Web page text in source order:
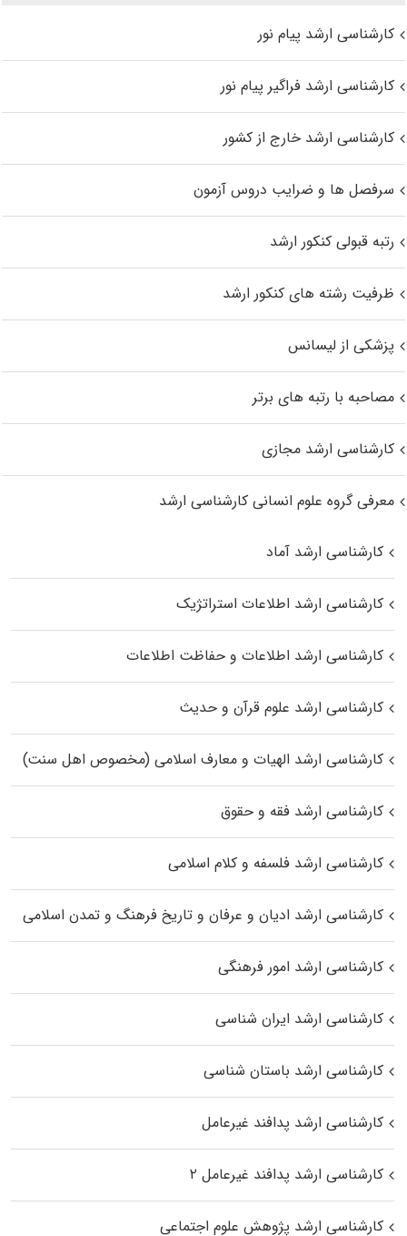
کارشناسی ارشد پیام نور
کارشناسی ارشد فراگیر پیام نور
کارشناسی ارشد خارج از کشور
سرفصل ها و ضرایب دروس آزمون
رتبه قبولی کنکور ارشد
ظرفیت رشته های کنکور ارشد
پزشکی از لیسانس
مصاحبه با رتبه های برتر
کارشناسی ارشد مجازی
معرفی گروه علوم انسانی کارشناسی ارشد
کارشناسی ارشد آماد
کارشناسی ارشد اطلاعات استراتژیک
کارشناسی ارشد اطلاعات و حفاظت اطلاعات
کارشناسی ارشد علوم قرآن و حدیث
کارشناسی ارشد الهیات و معارف اسلامی (مخصوص اهل سنت)
کارشناسی ارشد فقه و حقوق
کارشناسی ارشد فلسفه و کلام اسلامی
کارشناسی ارشد ادیان و عرفان و تاریخ فرهنگ و تمدن اسلامی
کارشناسی ارشد امور فرهنگی
کارشناسی ارشد ایران شناسی
کارشناسی ارشد باستان شناسی
کارشناسی ارشد پدافند غیرعامل
کارشناسی ارشد پدافند غیرعامل ۲
کارشناسی ارشد پژوهش علوم اجتماعی